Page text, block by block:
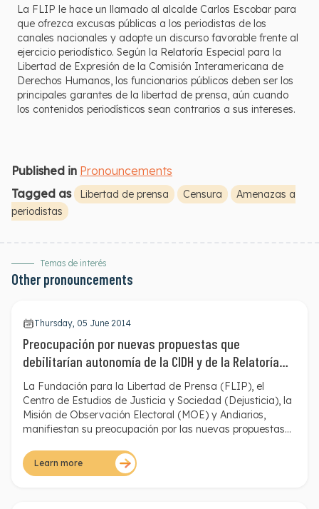
La FLIP le hace un llamado al alcalde Carlos Escobar para
que ofrezca excusas públicas a los periodistas de los
canales nacionales y adopte un discurso favorable frente al
ejercicio periodístico. Según la Relatoría Especial para la
Libertad de Expresión de la Comisión Interamericana de
Derechos Humanos, los funcionarios públicos deben ser los
principales garantes de la libertad de prensa, aún cuando
los contenidos periodísticos sean contrarios a sus intereses.
Published in Pronouncements
Tagged as
Libertad de prensa Censura
Amenazas a
periodistas
Temas de interés
Other pronouncements
Thursday, 05 June 2014
Preocupación por nuevas propuestas que
debilitarían autonomía de la CIDH y de la Relatoría
Especial para la Libertad de Expresión
La Fundación para la Libertad de Prensa (FLIP), el
Centro de Estudios de Justicia y Sociedad (Dejusticia), la
Misión de Observación Electoral (MOE) y Andiarios,
manifiestan su preocupación por las nuevas propuestas
Expresión (RELE) y la Comisión Interamericana de
Derechos Humanos (CIDH). Estas inquietudes fueron
Learn more